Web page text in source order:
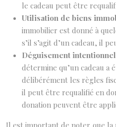
le cadeau peut être
Utilisation de biens
immobilier est donné à
s’il s’agit d’un cadeau, il
Déguisement
détermine qu’un cadeau a
délibérément les règles
il peut être requalifié en
donation peuvent être